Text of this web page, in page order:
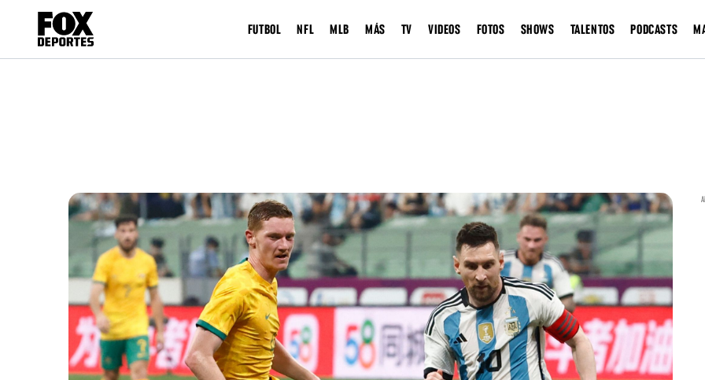
FUTBOL NFL MLB MÁS TV VIDEOS FOTOS SHOWS TALENTOS PODCASTS